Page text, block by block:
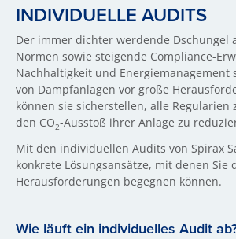
INDIVIDUELLE AUDITS
Der immer dichter werdende Dschungel
Normen sowie steigende Compliance-
Nachhaltigkeit und Energiemanagement
von Dampfanlagen vor große
können sie sicherstellen, alle Regularien
den CO2-Ausstoß ihrer Anlage zu
Mit den individuellen Audits von Spirax
konkrete Lösungsansätze, mit denen Sie
Herausforderungen begegnen können.
Wie läuft ein individuelles Audit